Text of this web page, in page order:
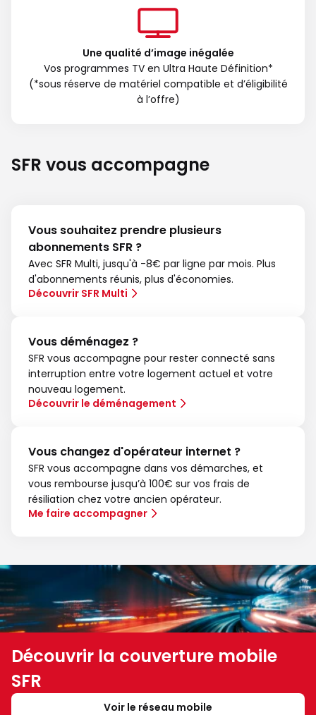
Une qualité d’image inégalée
Vos programmes TV en Ultra Haute Définition*
(*sous réserve de matériel compatible et d’éligibilité
à l’offre)
SFR vous accompagne
Vous souhaitez prendre plusieurs
abonnements SFR ?
Avec SFR Multi, jusqu'à -8€ par ligne par mois. Plus
d'abonnements réunis, plus d'économies.
Découvrir SFR Multi
Vous déménagez ?
SFR vous accompagne pour rester connecté sans
interruption entre votre logement actuel et votre
nouveau logement.
Découvrir le déménagement
Vous changez d'opérateur internet ?
SFR vous accompagne dans vos démarches, et
vous rembourse jusqu’à 100€ sur vos frais de
résiliation chez votre ancien opérateur.
Me faire accompagner
Découvrir la couverture mobile
SFR
Voir le réseau mobile